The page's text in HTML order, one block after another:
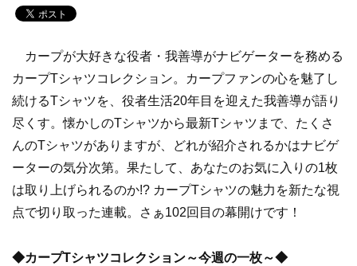
カープが大好きな役者・我善導がナビゲーターを務める
カープTシャツコレクション。カープファンの心を魅了し
続けるTシャツを、役者生活20年目を迎えた我善導が語り
尽くす。懐かしのTシャツから最新Tシャツまで、たくさ
んのTシャツがありますが、どれが紹介されるかはナビゲ
ーターの気分次第。果たして、あなたのお気に入りの1枚
は取り上げられるのか!? カープTシャツの魅力を新たな視
点で切り取った連載。さぁ102回目の幕開けです！
◆カープTシャツコレクション～今週の一枚～◆